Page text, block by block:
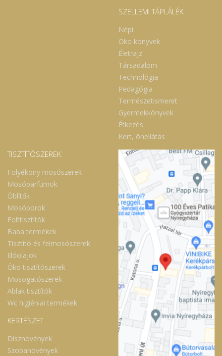
SZELLEMI TÁPLÁLÉK
Népi
Öko könyvek
Életrajz
Társadalom
Technológia
Pedagógia
Természetismeret
Gyermekkönyvek
Étkezés
Kert, önellátás
TISZTÍTÓSZEREK
Folyékony mosószerek
Mosóparfümök
Öblítők
Mosóporok
Folttisztítók
Baba termékek
Tisztító és felmosószerek
Illóolajok
Öko tisztítószerek
Mosogatószerek
Ablak tisztítók
Wc higiéniai termékek
KERTÉSZET
Dísznövények
Szobanövények